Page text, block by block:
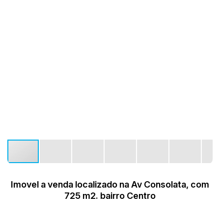
Imovel a venda localizado na Av Consolata, com
725 m2. bairro Centro